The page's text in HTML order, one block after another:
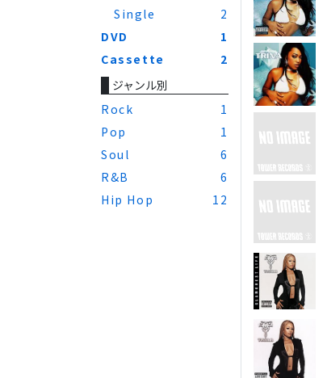
Single
2
DVD
1
Cassette
2
ジャンル別
Rock
1
Pop
1
Soul
6
R&B
6
Hip Hop
12